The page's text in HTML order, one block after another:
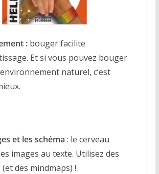
:bouger facilite
Et si vous pouvez bouger
naturel, c’est
et les schéma : le cerveau
images au texte. Utilisez des
(et des mindmaps) !